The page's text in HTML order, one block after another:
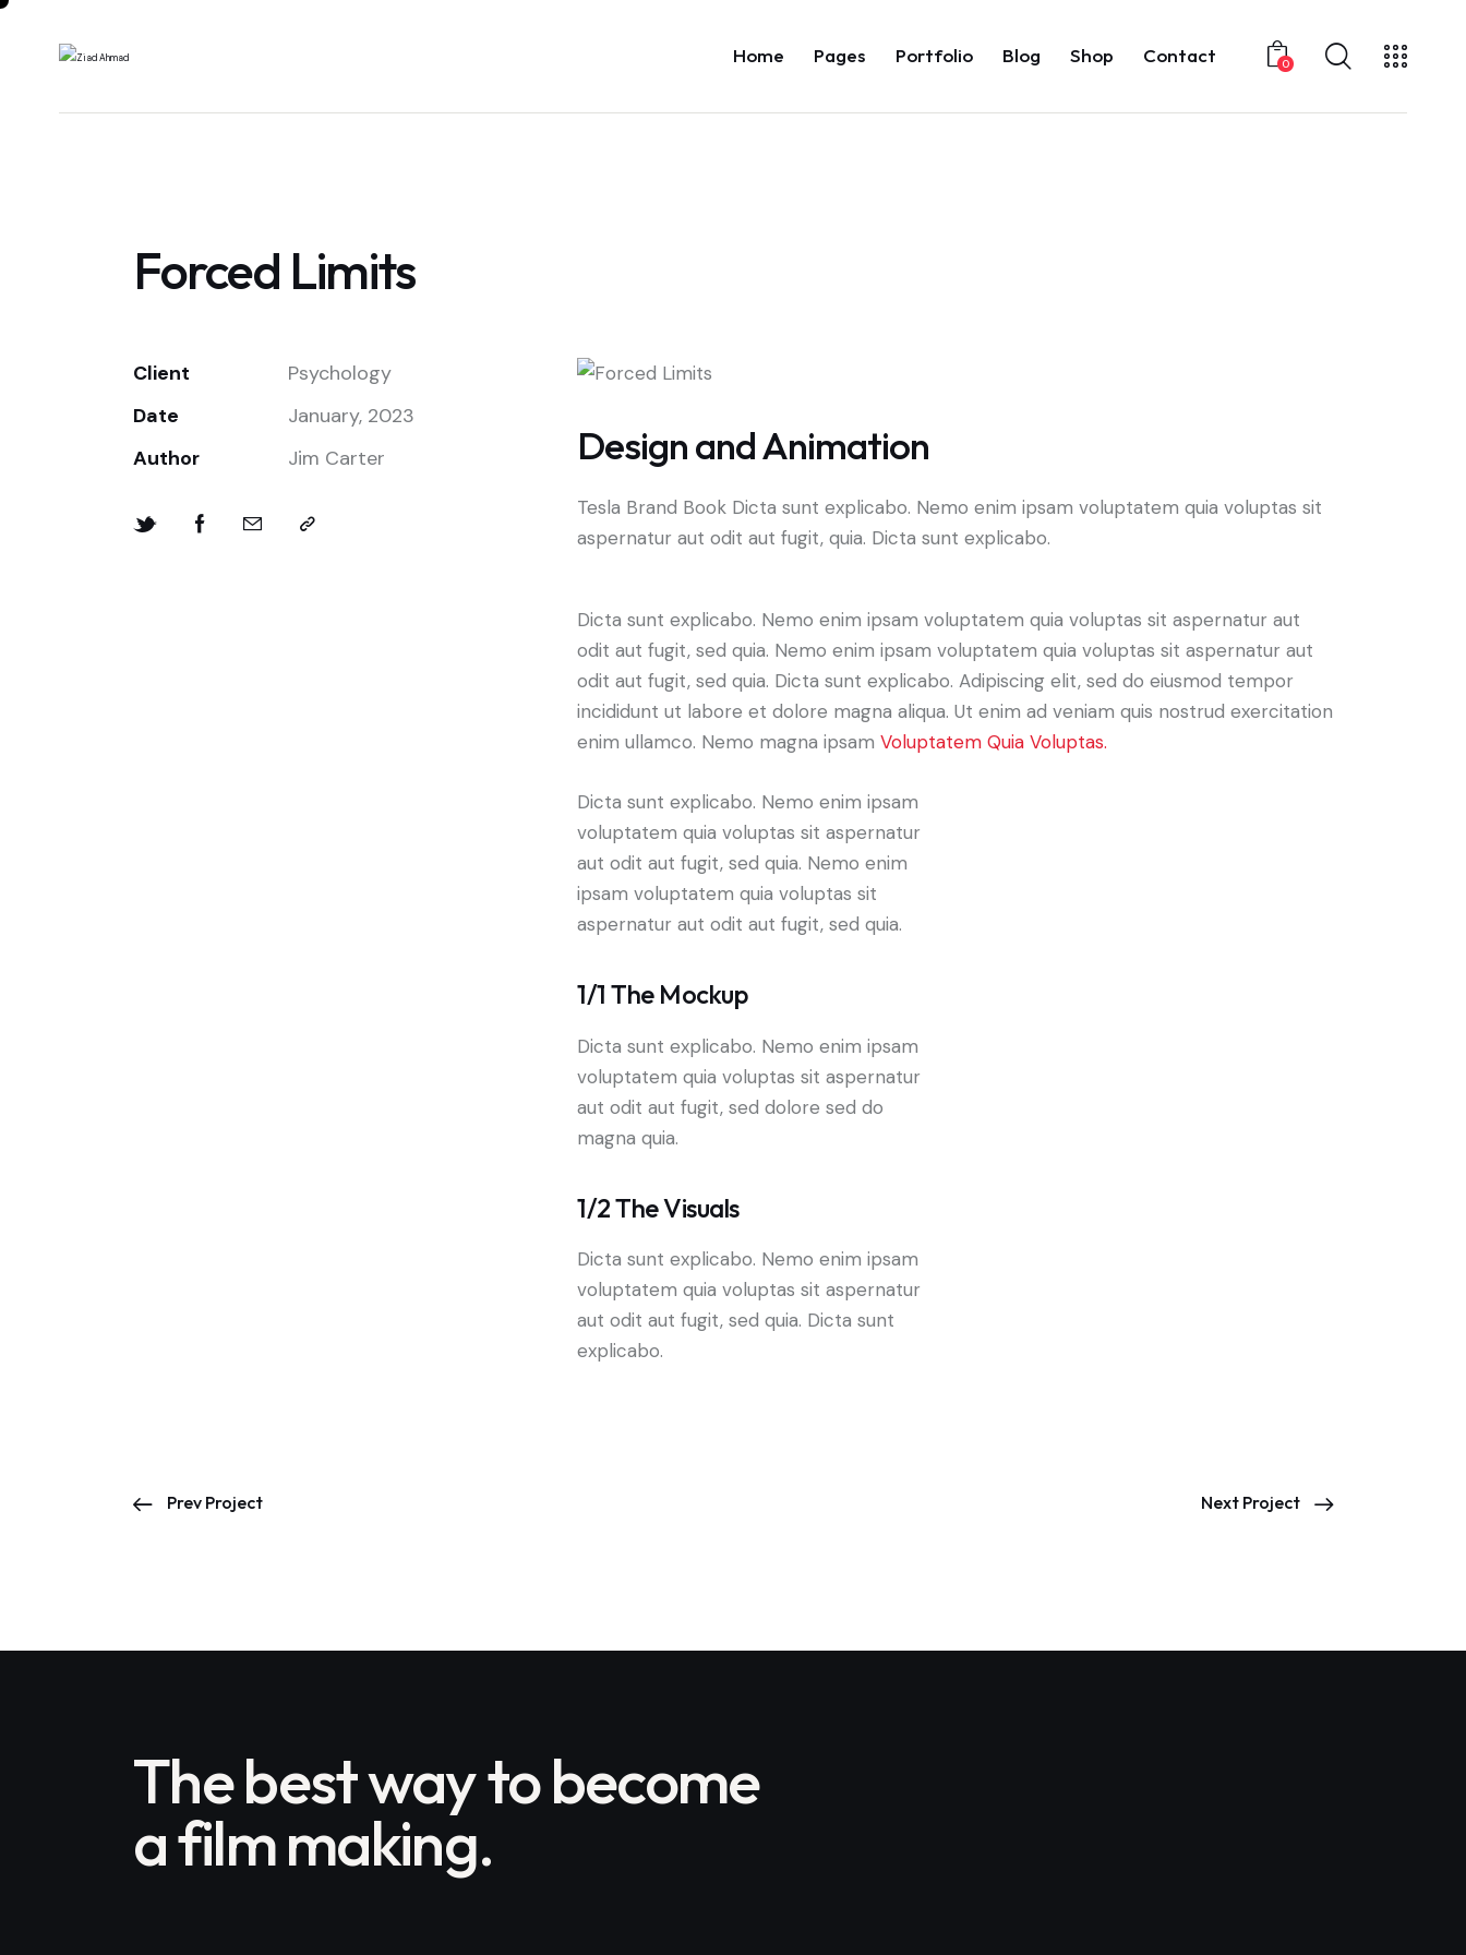
Home Pages Portfolio Blog Shop Contact 0
Forced Limits
Client
Psychology
Date
January, 2023
Author
Jim Carter Design and Animation
Tesla Brand Book Dicta sunt explicabo. Nemo enim ipsam voluptatem quia voluptas sit
aspernatur aut odit aut fugit, quia. Dicta sunt explicabo.
Dicta sunt explicabo. Nemo enim ipsam voluptatem quia voluptas sit aspernatur aut
odit aut fugit, sed quia. Nemo enim ipsam voluptatem quia voluptas sit aspernatur aut
odit aut fugit, sed quia. Dicta sunt explicabo. Adipiscing elit, sed do eiusmod tempor
incididunt ut labore et dolore magna aliqua. Ut enim ad veniam quis nostrud exercitation
enim ullamco. Nemo magna ipsam Voluptatem Quia Voluptas.
Dicta sunt explicabo. Nemo enim ipsam
voluptatem quia voluptas sit aspernatur
aut odit aut fugit, sed quia. Nemo enim
ipsam voluptatem quia voluptas sit
aspernatur aut odit aut fugit, sed quia.
1/1 The Mockup
Dicta sunt explicabo. Nemo enim ipsam
voluptatem quia voluptas sit aspernatur
aut odit aut fugit, sed dolore sed do
magna quia.
1/2 The Visuals
Dicta sunt explicabo. Nemo enim ipsam
voluptatem quia voluptas sit aspernatur
aut odit aut fugit, sed quia. Dicta sunt
explicabo.
Prev Project Next Project
The best way to become
a film making.